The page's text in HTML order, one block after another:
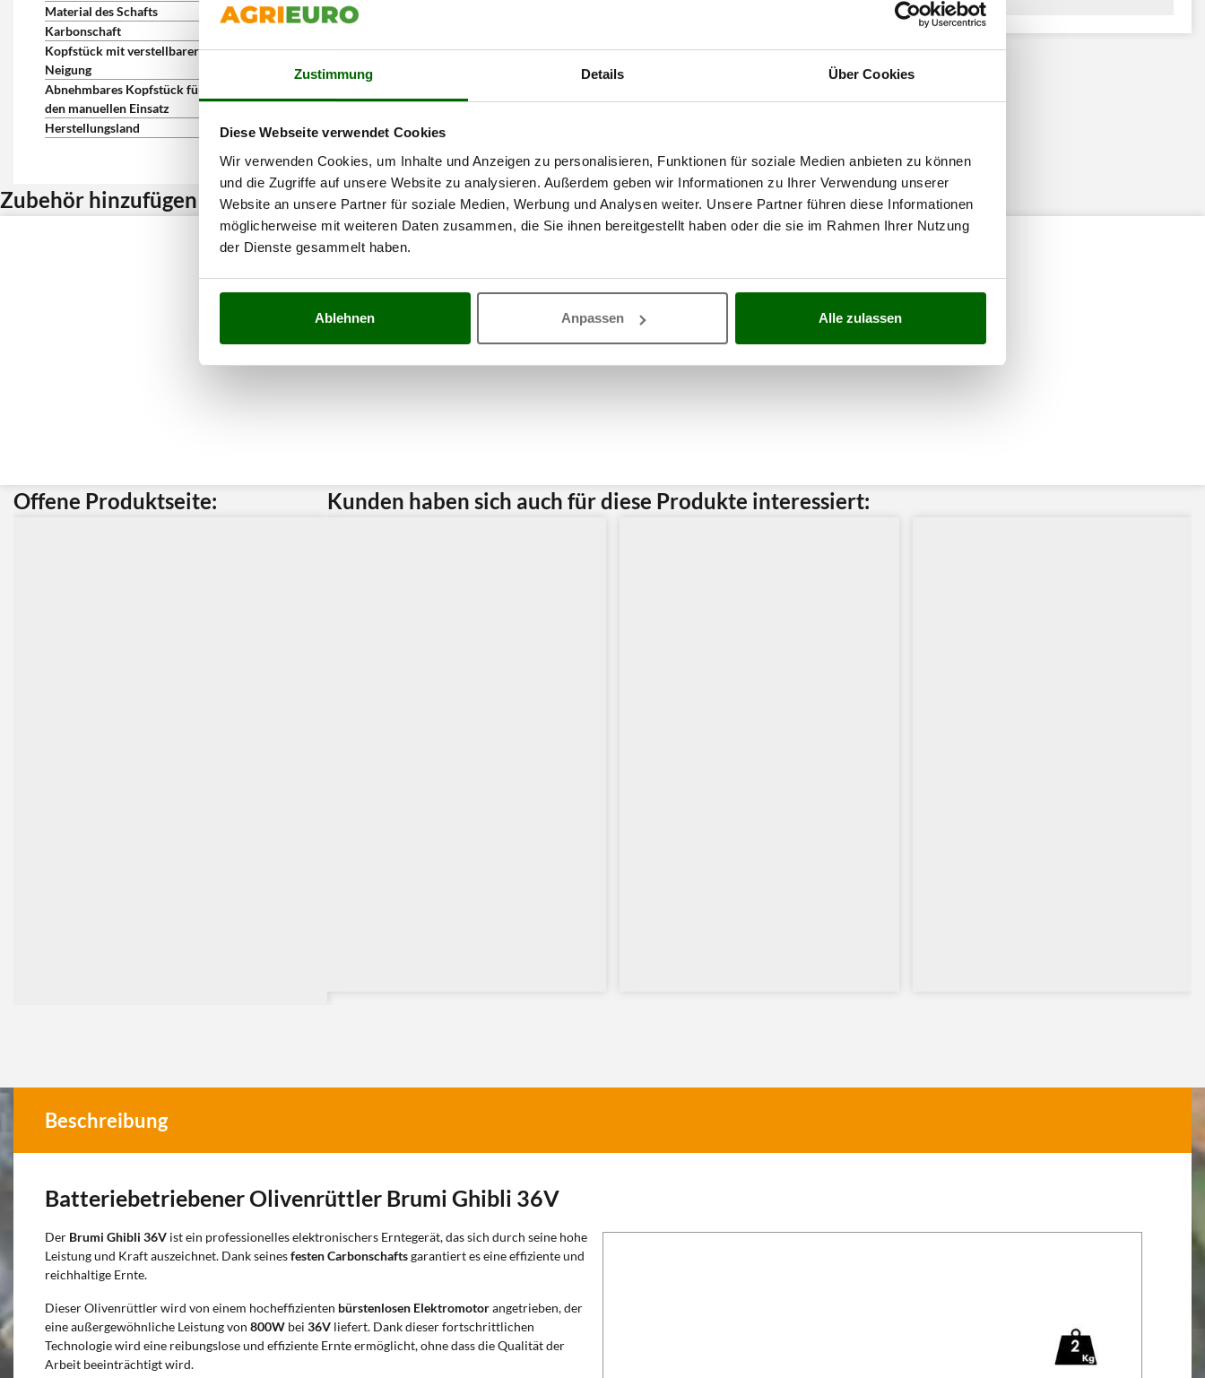
Zustimmung Details Über Cookies
Diese Webseite verwendet Cookies
Wir verwenden Cookies, um Inhalte und Anzeigen zu personalisieren, Funktionen für soziale Medien anbieten zu können
und die Zugriffe auf unsere Website zu analysieren. Außerdem geben wir Informationen zu Ihrer Verwendung unserer
Website an unsere Partner für soziale Medien, Werbung und Analysen weiter. Unsere Partner führen diese Informationen
möglicherweise mit weiteren Daten zusammen, die Sie ihnen bereitgestellt haben oder die sie im Rahmen Ihrer Nutzung
der Dienste gesammelt haben.
Ablehnen Anpassen Alle zulassen
Material des Schafts
Kohlenfaserstoff
Karbonschaft
Kopfstück mit verstellbarer
Neigung
nein
Abnehmbares Kopfstück für
den manuellen Einsatz
Herstellungsland Italien
cm (LxBxH)
230x34x17 cm
Verpackung
Montagezeit 5 Minuten
Zubehör hinzufügen und Rabatt erhalten
Offene Produktseite: Kunden haben sich auch für diese Produkte interessiert:
Beschreibung
Batteriebetriebener Olivenrüttler Brumi Ghibli 36V
Der Brumi Ghibli 36V ist ein professionelles elektronischers Erntegerät, das sich durch seine hohe
Leistung und Kraft auszeichnet. Dank seinesfesten Carbonschaftsgarantiert es eine effiziente und
reichhaltige Ernte.
Dieser Olivenrüttler wird von einem hocheffizienten bürstenlosen Elektromotorangetrieben, der
eine außergewöhnliche Leistung von 800W bei 36V liefert. Dank dieser fortschrittlichen
Technologie wird eine reibungslose und effiziente Ernte ermöglicht, ohne dass die Qualität der
Arbeit beeinträchtigt wird.